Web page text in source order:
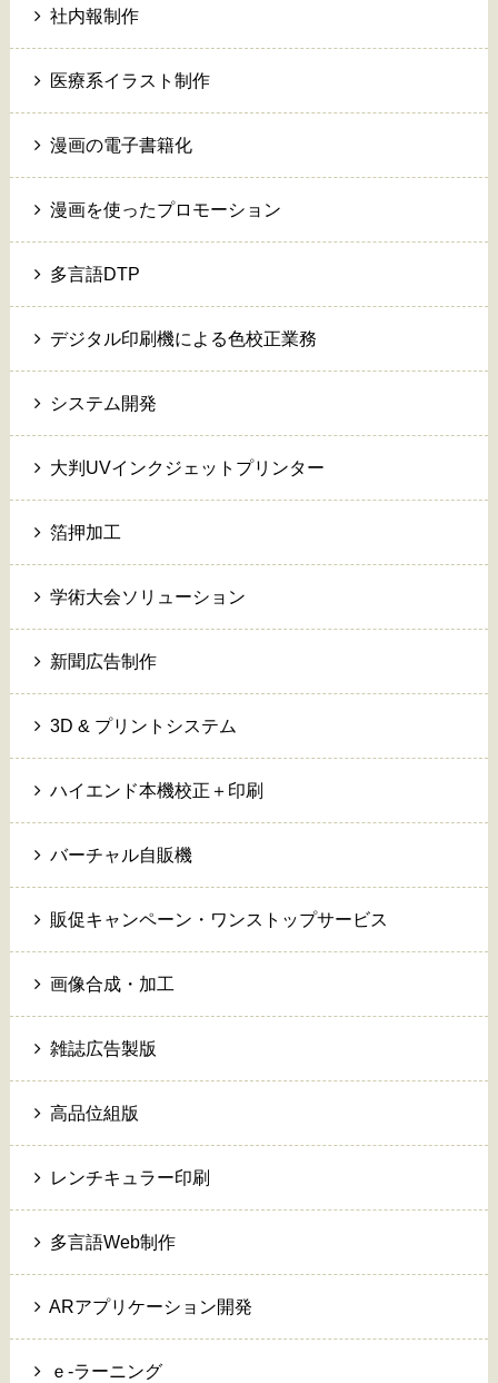
社内報制作
医療系イラスト制作
漫画の電子書籍化
漫画を使ったプロモーション
多言語DTP
デジタル印刷機による色校正業務
システム開発
大判UVインクジェットプリンター
箔押加工
学術大会ソリューション
新聞広告制作
3D & プリントシステム
ハイエンド本機校正＋印刷
バーチャル自販機
販促キャンペーン・ワンストップサービス
画像合成・加工
雑誌広告製版
高品位組版
レンチキュラー印刷
多言語Web制作
ARアプリケーション開発
ｅ-ラーニング